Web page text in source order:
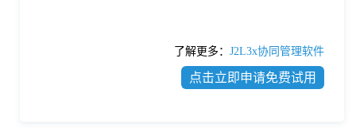
了解更多： J2L3x协同管理软件
点击立即申请免费试用